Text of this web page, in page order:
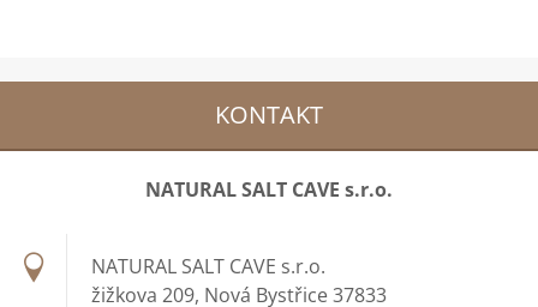
KONTAKT
NATURAL SALT CAVE s.r.o.
NATURAL SALT CAVE s.r.o.
žižkova 209, Nová Bystřice 37833